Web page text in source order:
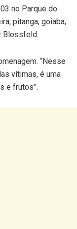
no Parque do
pitanga, goiaba,
Blossfeld.
“Nesse
vítimas, é uma
e frutos”.